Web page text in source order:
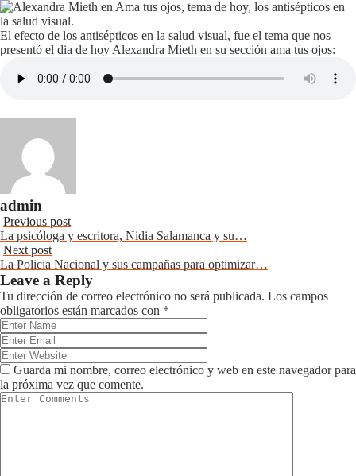
El efecto de los antisépticos en la salud visual, fue el tema que nos
presentó el dia de hoy Alexandra Mieth en su sección ama tus ojos:
admin
Previous post
La psicóloga y escritora, Nidia Salamanca y su…
Next post
La Policia Nacional y sus campañas para optimizar…
Leave a Reply
Tu dirección de correo electrónico no será publicada. Los campos
obligatorios están marcados con *
Guarda mi nombre, correo electrónico y web en este navegador para
la próxima vez que comente.